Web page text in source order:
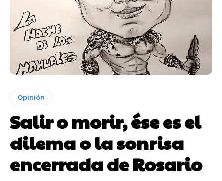
Opinión
Salir o morir, ése es el
dilema o la sonrisa
encerrada de Rosario